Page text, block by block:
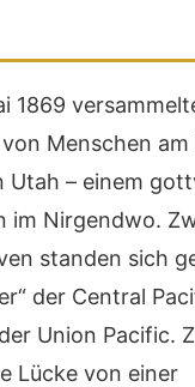
1869
Menschen am
Utah – einem
im Nirgendwo.
standen sich
der Central
der Union Pacific.
Lücke von einer